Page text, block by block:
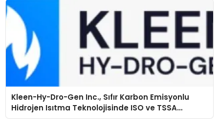
Kleen-Hy-Dro-Gen Inc., Sıfır Karbon Emisyonlu
Hidrojen Isıtma Teknolojisinde ISO ve TSSA
Düzenleyici Onaylarını Aldı